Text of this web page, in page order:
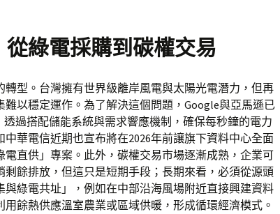
綠電採購到碳權交易
轉型。台灣擁有世界級離岸風電與太陽光電潛力，但再
以穩定運作。為了解決這個問題，Google與亞馬遜已
過搭配儲能系統與需求響應機制，確保每秒鐘的電力
華電信近期也宣布將在2026年前讓旗下資料中心全面
直供」專案。此外，碳權交易市場逐漸成熟，企業可
餘排放，但這只是短期手段；長期來看，必須從源頭
綠電共址」，例如在中部沿海風場附近直接興建資料
餘熱供應溫室農業或區域供暖，形成循環經濟模式。